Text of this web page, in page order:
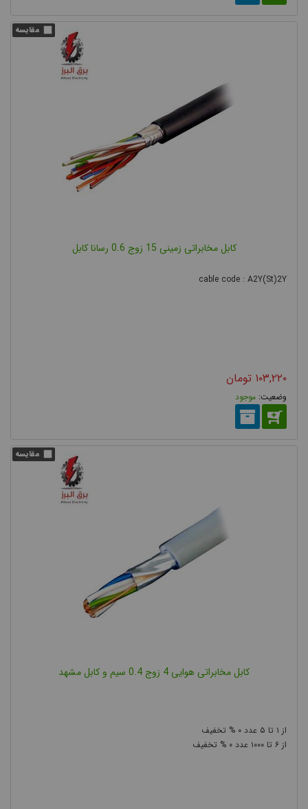
کابل مخابراتی زمینی 15 زوج 0.6 رسانا کابل
cable code : A2Y(St)2Y
۱۰۳,۲۲۰ تومان
موجود
کابل مخابراتی هوایی 4 زوج 0.4 سیم و کابل مشهد
۱ ۵
۰
۶
۱۰۰۰ ۰